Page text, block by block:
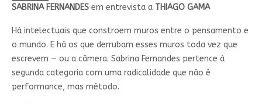
SABRINA FERNANDESem entrevista a THIAGO GAMA
Há intelectuais que constroem muros entre o pensamento e
o mundo. E há os que derrubam esses muros toda vez que
escrevem — ou a câmera. Sabrina Fernandes pertence à
segunda categoria com uma radicalidade que não é
performance, mas método.